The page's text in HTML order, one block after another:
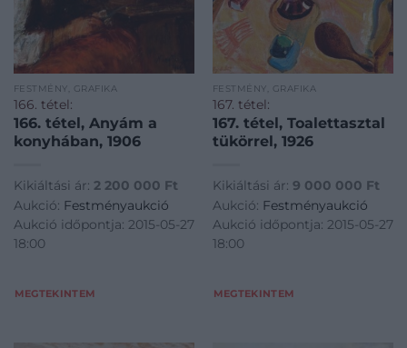
FESTMÉNY, GRAFIKA
166. tétel:
166. tétel, Anyám a
konyhában, 1906
Kikiáltási ár: 2 200 000 Ft
Aukció: Festményaukció
Aukció időpontja: 2015-05-27
18:00
MEGTEKINTEM
FESTMÉNY, GRAFIKA
167. tétel:
167. tétel, Toalettasztal
tükörrel, 1926
Kikiáltási ár: 9 000 000 Ft
Aukció: Festményaukció
Aukció időpontja: 2015-05-27
18:00
MEGTEKINTEM